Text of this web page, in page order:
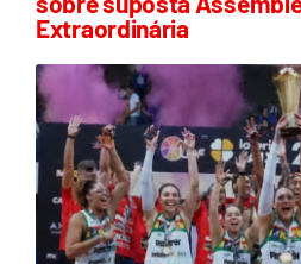
Extraordinária